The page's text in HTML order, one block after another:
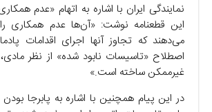
نمایندگی ایران با اشاره به اتهام «عدم
این قطعنامه نوشت: «آن‌ها عدم همکاری
می‌دهند که تجاوز آنها اجرای اقدامات
اصطلاح «تاسیسات نابود شده» از نظر
غیرممکن ساخته است.»
در این پیام همچنین با اشاره به پابرجا